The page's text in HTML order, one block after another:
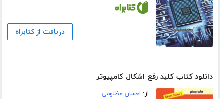
دریافت از کتابراه
دانلود کتاب کلید رفع اشکال کامپیوتر
از: احسان مظلومی